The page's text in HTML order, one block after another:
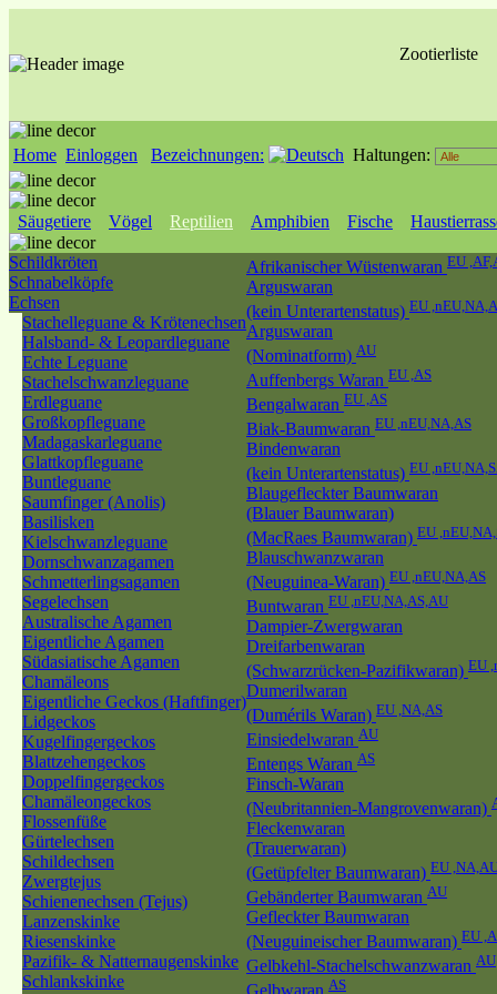
Zootierliste
Home Einloggen Bezeichnungen: Haltungen:
Säugetiere Vögel Reptilien Amphibien Fische
Schildkröten
Schnabelköpfe
Echsen
Stachelleguane & Krötenechsen
Halsband- & Leopardleguane
Echte Leguane
Stachelschwanzleguane
Erdleguane
Großkopfleguane
Madagaskarleguane
Glattkopfleguane
Buntleguane
Saumfinger (Anolis)
Basilisken
Kielschwanzleguane
Dornschwanzagamen
Schmetterlingsagamen
Segelechsen
Australische Agamen
Eigentliche Agamen
Südasiatische Agamen
Chamäleons
Eigentliche Geckos (Haftfinger)
Lidgeckos
Kugelfingergeckos
Blattzehengeckos
Doppelfingergeckos
Chamäleongeckos
Flossenfüße
Gürtelechsen
Schildechsen
Zwergtejus
Schienenechsen (Tejus)
Lanzenskinke
Riesenskinke
Pazifik- & Natternaugenskinke
Schlankskinke
Afrikanischer Wüstenwaran EU
Arguswaran
(kein Unterartenstatus) EU
Arguswaran
(Nominatform) AU
Auffenbergs Waran EU ,AS
Bengalwaran EU ,AS
Biak-Baumwaran EU ,nEU,NA,AS
Bindenwaran
(kein Unterartenstatus) EU
Blaugefleckter Baumwaran
(Blauer Baumwaran)
(MacRaes Baumwaran) EU
Blauschwanzwaran
(Neuguinea-Waran) EU ,nEU,NA,AS
Buntwaran EU ,nEU,NA,AS,AU
Dampier-Zwergwaran
Dreifarbenwaran
(Schwarzrücken-Pazifikwaran) EU
Dumerilwaran
(Dumérils Waran) EU ,NA,AS
Einsiedelwaran AU
Entengs Waran AS
Finsch-Waran
(Neubritannien-Mangrovenwaran)
Fleckenwaran
(Trauerwaran)
(Getüpfelter Baumwaran) EU
Gebänderter Baumwaran AU
Gefleckter Baumwaran
(Neuguineischer Baumwaran) EU
Gelbkehl-Stachelschwanzwaran AU
AS